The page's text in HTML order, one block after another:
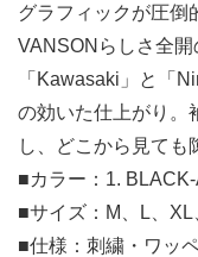
グラフィックが圧倒
VANSONらしさ全開
「Kawasaki」と「
の効いた仕上がり。
し、どこから見ても
■カラー：1.
■サイズ：M、L、XL
■仕様：刺繍・ワッ